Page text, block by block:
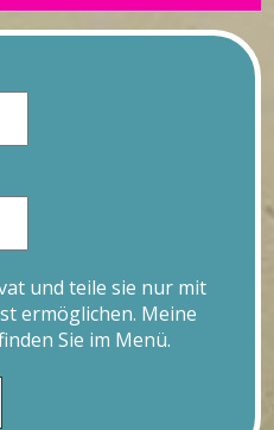
und teile sie nur mit
ermöglichen. Meine
Sie im Menü.